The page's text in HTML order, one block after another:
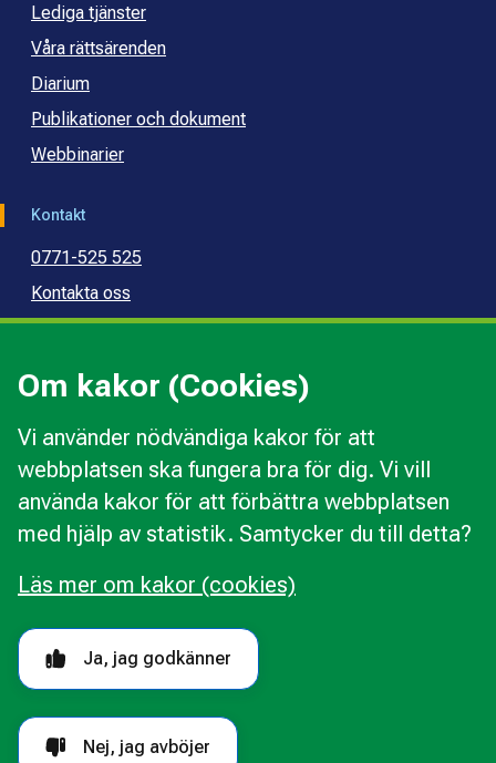
Om kakor (Cookies)
Vi använder nödvändiga kakor för att
webbplatsen ska fungera bra för dig. Vi vill
använda kakor för att förbättra webbplatsen
med hjälp av statistik. Samtycker du till detta?
Ja, jag godkänner
Nej, jag avböjer
Läs mer om kakor (cookies)
Lediga tjänster
Våra rättsärenden
Diarium
Publikationer och dokument
Webbinarier
Kontakt
0771-525 525
Kontakta oss
Press
Kommunal budget- och skuldrådgivning
Om webbplatsen
Behandling av personuppgifter